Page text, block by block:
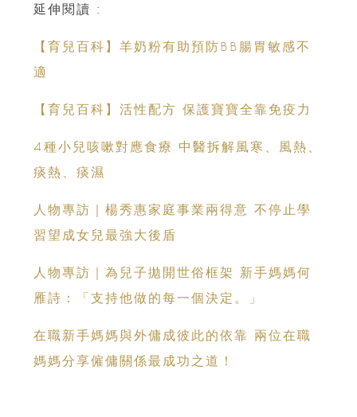
延伸閱讀 :
【育兒百科】羊奶粉有助預防BB腸胃敏感不
適
【育兒百科】活性配方 保護寶寶全靠免疫力
4種小兒咳嗽對應食療 中醫拆解風寒、風熱、
痰熱、痰濕
人物專訪｜楊秀惠家庭事業兩得意 不停止學
習望成女兒最強大後盾
人物專訪｜為兒子拋開世俗框架 新手媽媽何
雁詩：「支持他做的每一個決定。」
在職新手媽媽與外傭成彼此的依靠 兩位在職
媽媽分享僱傭關係最成功之道！